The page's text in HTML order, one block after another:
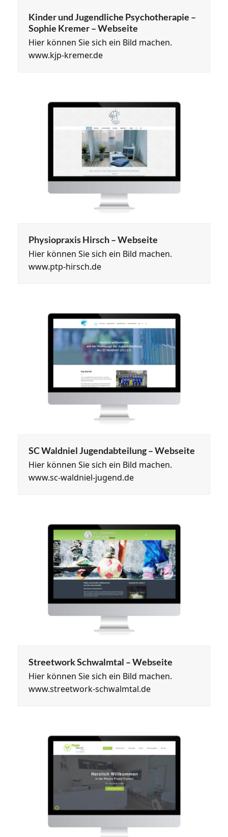
Kinder und Jugendliche Psychotherapie –
Sophie Kremer – Webseite
Hier können Sie sich ein Bild machen.
www.kjp-kremer.de
Physiopraxis Hirsch – Webseite
Hier können Sie sich ein Bild machen.
www.ptp-hirsch.de
SC Waldniel Jugendabteilung – Webseite
Hier können Sie sich ein Bild machen.
www.sc-waldniel-jugend.de
Streetwork Schwalmtal – Webseite
Hier können Sie sich ein Bild machen.
www.streetwork-schwalmtal.de